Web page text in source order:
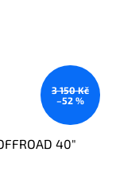
3 150 Kč
–52 %
40"